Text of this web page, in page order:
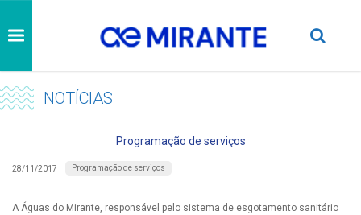
NOTÍCIAS
Programação de serviços
28/11/2017 Programação de serviços
A Águas do Mirante, responsável pelo sistema de esgotamento sanitário